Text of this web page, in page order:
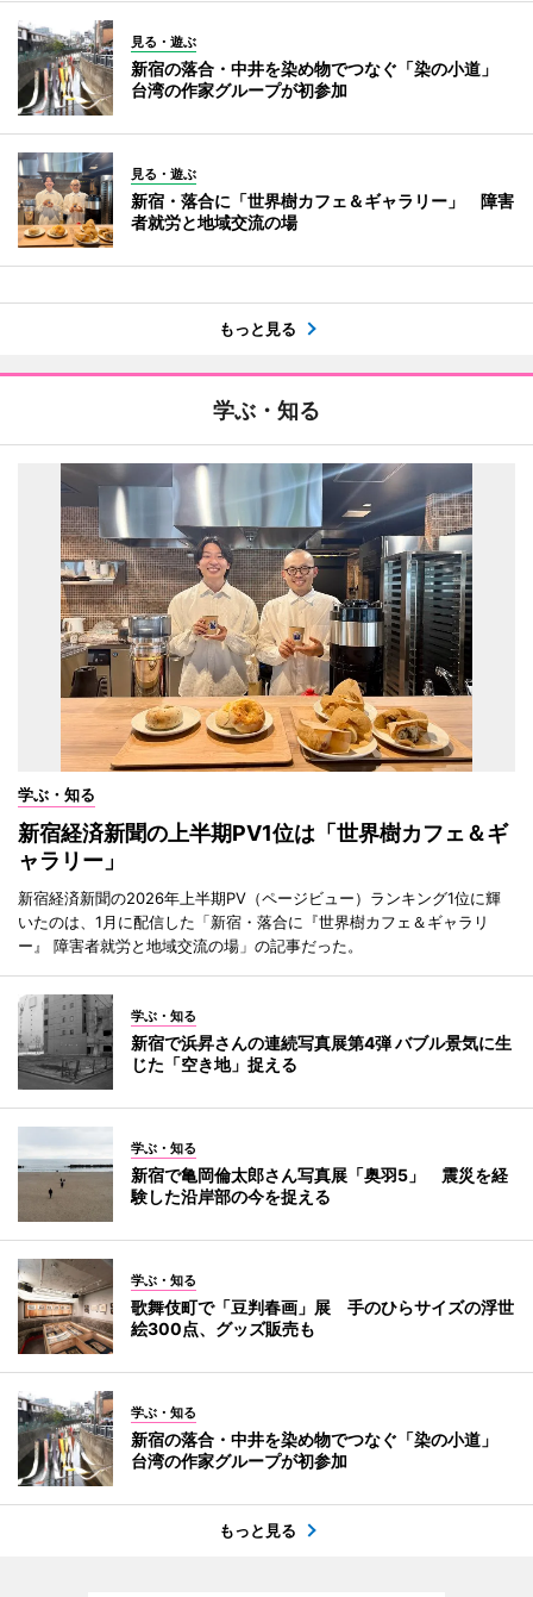
見る・遊ぶ
新宿の落合・中井を染め物でつなぐ「染の小道」
台湾の作家グループが初参加
見る・遊ぶ
新宿・落合に「世界樹カフェ＆ギャラリー」 障害
者就労と地域交流の場
もっと見る
学ぶ・知る
学ぶ・知る
新宿経済新聞の上半期PV1位は「世界樹カフェ＆ギ
ャラリー」
新宿経済新聞の2026年上半期PV（ページビュー）ランキング1位に輝
いたのは、1月に配信した「新宿・落合に『世界樹カフェ＆ギャラリ
ー』 障害者就労と地域交流の場」の記事だった。
学ぶ・知る
新宿で浜昇さんの連続写真展第4弾 バブル景気に生
じた「空き地」捉える
学ぶ・知る
新宿で亀岡倫太郎さん写真展「奥羽5」 震災を経
験した沿岸部の今を捉える
学ぶ・知る
歌舞伎町で「豆判春画」展 手のひらサイズの浮世
絵300点、グッズ販売も
学ぶ・知る
新宿の落合・中井を染め物でつなぐ「染の小道」
台湾の作家グループが初参加
もっと見る